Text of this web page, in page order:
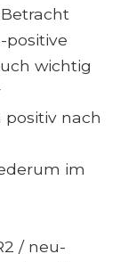
positive
wichtig
nach
im
/ neu-